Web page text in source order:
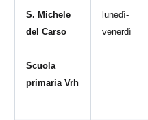
S. Michele
del Carso
Scuola
primaria Vrh
lunedì-
venerdì